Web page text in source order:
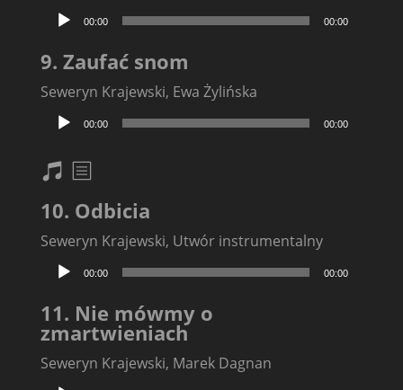
Odtwarzacz
plików
dźwiękowych
00:00 00:00
9. Zaufać snom
Seweryn Krajewski, Ewa Żylińska
Odtwarzacz
plików
00:00 00:00
nuty
txt
10. Odbicia
Seweryn Krajewski, Utwór instrumentalny
Odtwarzacz
plików
dźwiękowych
00:00 00:00
11. Nie mówmy o
zmartwieniach
Seweryn Krajewski, Marek Dagnan
Odtwarzacz